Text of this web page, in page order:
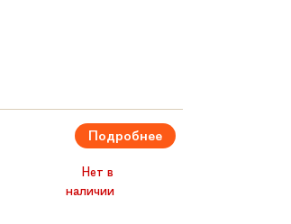
Подробнее
Нет в
наличии